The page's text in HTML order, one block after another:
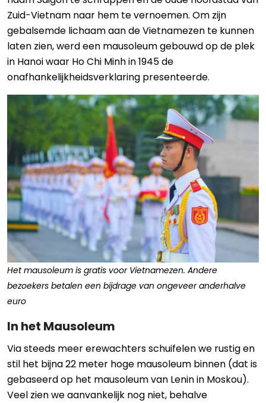
Zuid-Vietnam naar hem te vernoemen. Om zijn
gebalsemde lichaam aan de Vietnamezen te kunnen
laten zien, werd een mausoleum gebouwd op de plek
in Hanoi waar Ho Chi Minh in 1945 de
onafhankelijkheidsverklaring presenteerde.
Het mausoleum is gratis voor Vietnamezen. Andere
bezoekers betalen een bijdrage van ongeveer anderhalve
euro
In het Mausoleum
Via steeds meer erewachters schuifelen we rustig en
stil het bijna 22 meter hoge mausoleum binnen (dat is
gebaseerd op het mausoleum van Lenin in Moskou).
Veel zien we aanvankelijk nog niet, behalve